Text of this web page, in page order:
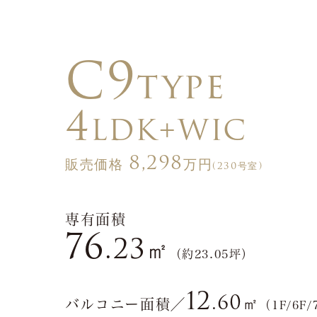
C9type
4LDK+WIC
販売価格 8,298万円 (230号室)
専有面積
76.23 ㎡ （約23.05坪）
バルコニー面積／ 12.60㎡ （1F/6F/